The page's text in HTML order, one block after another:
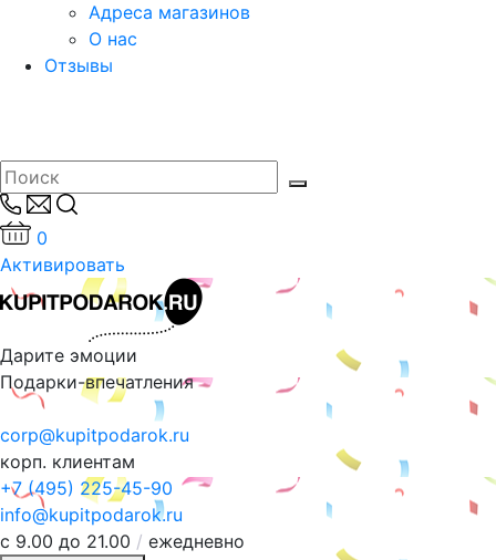
Адреса магазинов
О нас
Отзывы
0
Активировать
Дарите эмоции
Подарки-впечатления
corp@kupitpodarok.ru
корп. клиентам
+7 (495) 225-45-90
info@kupitpodarok.ru
с 9.00 до 21.00 / ежедневно